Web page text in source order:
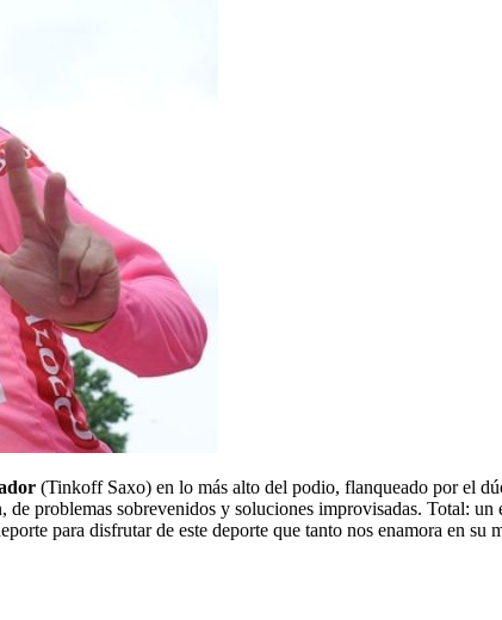
(Tinkoff Saxo) en lo más alto del podio, flanqueado por el
de problemas sobrevenidos y soluciones improvisadas. Total:
para disfrutar de este deporte que tanto nos enamora en su